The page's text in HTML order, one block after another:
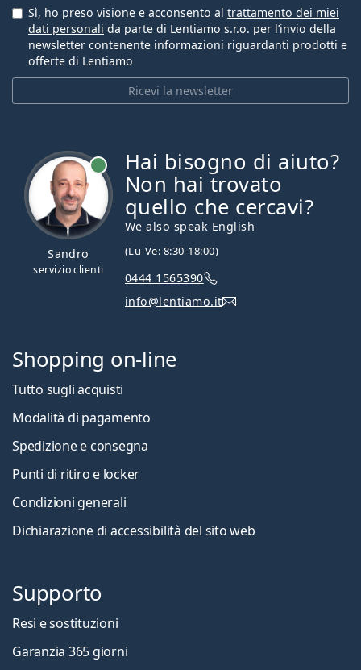
Ricevi la newsletter
Sì, ho preso visione e acconsento al trattamento dei miei
dati personali da parte di Lentiamo s.r.o. per l’invio della
newsletter contenente informazioni riguardanti prodotti e
offerte di Lentiamo
Sandro
servizio clienti
Hai bisogno di aiuto?
Non hai trovato
quello che cercavi?
We also speak English
(Lu-Ve: 8:30-18:00)
0444 1565390
info@lentiamo.it
Shopping on-line
Tutto sugli acquisti
Modalità di pagamento
Spedizione e consegna
Punti di ritiro e locker
Condizioni generali
Dichiarazione di accessibilità del sito web
Supporto
Resi e sostituzioni
Garanzia 365 giorni